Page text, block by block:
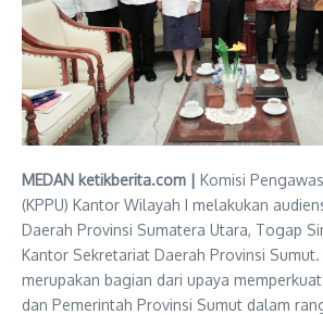
MEDAN ketikberita.com | Komisi
(KPPU) Kantor Wilayah I melakukan
Daerah Provinsi Sumatera Utara, Togap
Kantor Sekretariat Daerah Provinsi
merupakan bagian dari upaya
dan Pemerintah Provinsi Sumut dalam